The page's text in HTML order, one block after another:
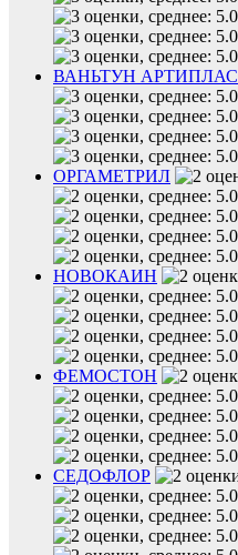
ВАНЬТУН АРТИПЛАС
ОРГАМЕТРИЛ
НОВОКАИН
ФЕМОСТОН
СЕДОФЛОР